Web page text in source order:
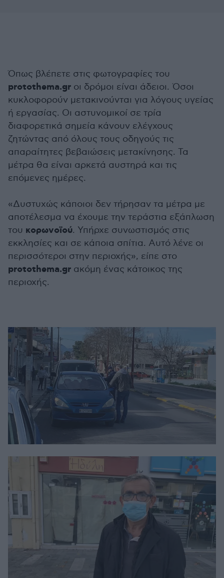
Όπως βλέπετε στις φωτογραφίες του
protothema.gr οι δρόμοι είναι άδειοι. Όσοι
κυκλοφορούν μετακινούνται για λόγους υγείας
ή εργασίας. Οι αστυνομικοί σε τρία
διαφορετικά σημεία κάνουν ελέγχους
ζητώντας από όλους τους οδηγούς τις
απαραίτητες βεβαιώσεις μετακίνησης. Τα
μέτρα θα είναι αρκετά αυστηρά και τις
επόμενες ημέρες.
«Δυστυχώς κάποιοι δεν τήρησαν τα μέτρα με
αποτέλεσμα να έχουμε την τεράστια εξάπλωση
του κορωνοϊού. Υπήρχε συνωστισμός στις
εκκλησίες και σε κάποια σπίτια. Αυτό λένε οι
περισσότεροι στην περιοχής», είπε στο
protothema.gr ακόμη ένας κάτοικος της
περιοχής.